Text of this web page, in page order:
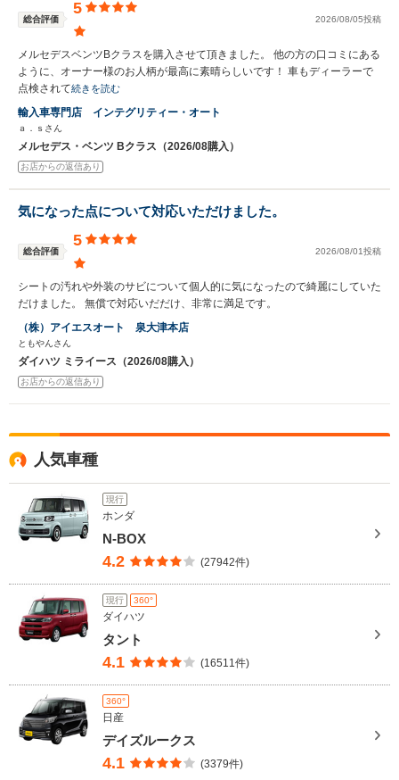
総合評価
5
2026/08/05投稿
メルセデスベンツBクラスを購入させて頂きました。 他の方の口コミにある
ように、オーナー様のお人柄が最高に素晴らしいです！ 車もディーラーで
点検されて続きを読む
輸入車専門店 インテグリティー・オート
ａ．ｓさん
メルセデス・ベンツ Bクラス（2026/08購入）
お店からの返信あり
気になった点について対応いただけました。
総合評価
5
2026/08/01投稿
シートの汚れや外装のサビについて個人的に気になったので綺麗にしていた
だけました。 無償で対応いだだけ、非常に満足です。
（株）アイエスオート 泉大津本店
ともやんさん
ダイハツ ミライース（2026/08購入）
お店からの返信あり
人気車種
現行
ホンダ
N-BOX
4.2 (27942件)
現行 360°
ダイハツ
タント
4.1 (16511件)
360°
日産
デイズルークス
4.1 (3379件)